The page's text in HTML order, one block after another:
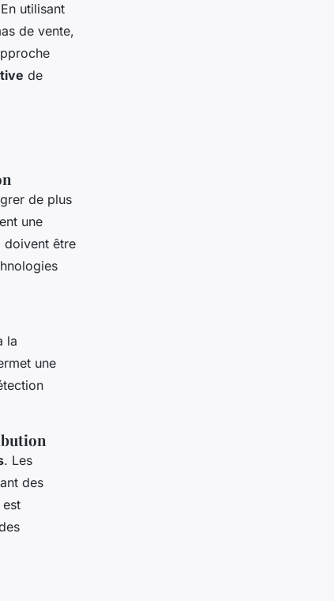
utilisant
de vente,
de
de plus
une
doivent être
la
une
. Les
des